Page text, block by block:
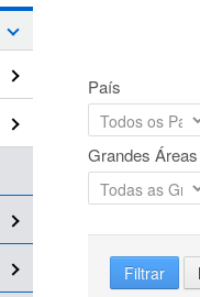
País
Grandes Áreas
Filtrar